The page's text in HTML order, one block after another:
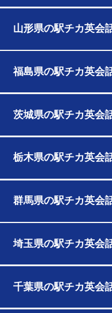
山形県の駅チカ英会
福島県の駅チカ英会
茨城県の駅チカ英会
栃木県の駅チカ英会
群馬県の駅チカ英会
埼玉県の駅チカ英会
千葉県の駅チカ英会